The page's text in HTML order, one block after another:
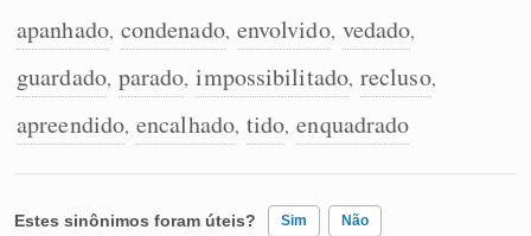
apanhado, condenado, envolvido, vedado,
guardado, parado, impossibilitado, recluso,
apreendido, encalhado, tido, enquadrado
Estes sinônimos foram úteis? Sim Não